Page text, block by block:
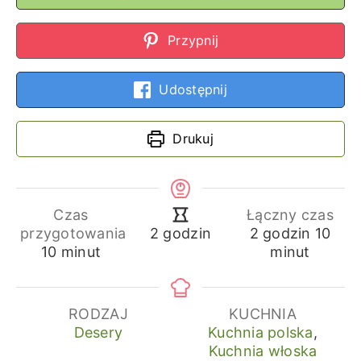
Przypnij
Udostępnij
Drukuj
Czas
przygotowania
10minuty
minut
2 godziny
godzin
Łączny czas
2godziny
godzin 10
minut
RODZAJ
Desery
KUCHNIA
Kuchnia polska,
Kuchnia włoska